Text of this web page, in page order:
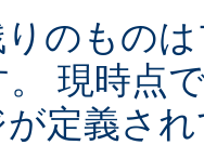
のもの
現時点
が定義さ